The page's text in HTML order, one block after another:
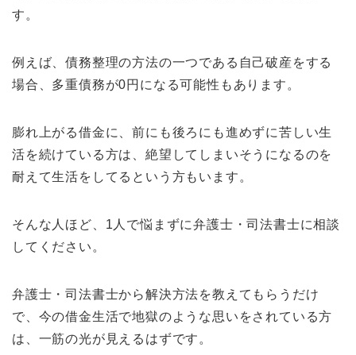
す。
例えば、債務整理の方法の一つである自己破産をする
場合、多重債務が0円になる可能性もあります。
膨れ上がる借金に、前にも後ろにも進めずに苦しい生
活を続けている方は、絶望してしまいそうになるのを
耐えて生活をしてるという方もいます。
そんな人ほど、1人で悩まずに弁護士・司法書士に相談
してください。
弁護士・司法書士から解決方法を教えてもらうだけ
で、今の借金生活で地獄のような思いをされている方
は、一筋の光が見えるはずです。